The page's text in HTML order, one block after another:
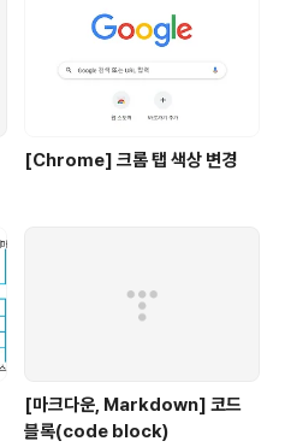
[Chrome] 크롬 탭 색상 변경
[마크다운, Markdown] 코드
블록(code block)